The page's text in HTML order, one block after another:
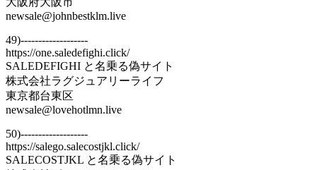
newsale@johnbestklm.live
49)-------------------
https://one.saledefighi.click/
SALEDEFIGHI と名乗る偽サイト
株式会社ラグジュアリーライフ
東京都台東区
newsale@lovehotlmn.live
50)-------------------
https://salego.salecostjkl.click/
SALECOSTJKL と名乗る偽サイト